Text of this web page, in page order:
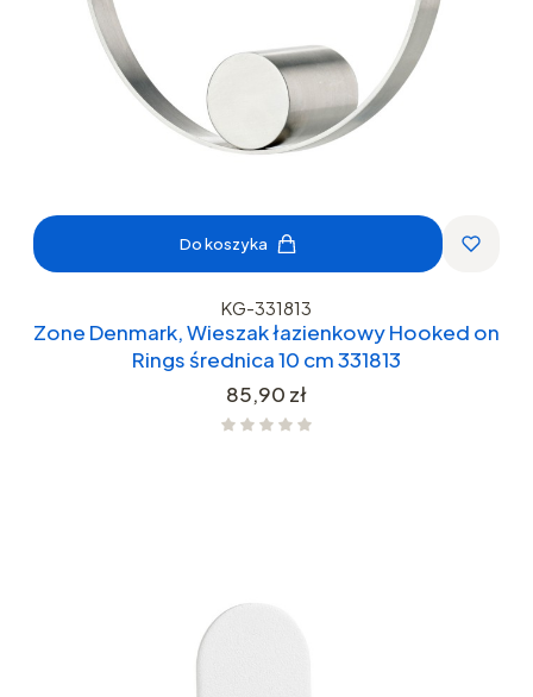
Do koszyka
KG-331813
Zone Denmark, Wieszak łazienkowy Hooked on
Rings średnica 10 cm 331813
Cena
85,90 zł